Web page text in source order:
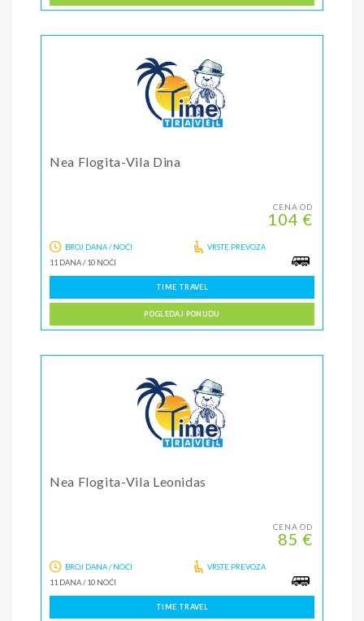
Nea Flogita-Vila Dina
CENA OD
104 €
BROJ DANA / NOĆI
11 DANA/10 NOĆI
VRSTE PREVOZA
TIME TRAVEL
POGLEDAJ PONUDU
Nea Flogita-Vila Leonidas
CENA OD
85 €
BROJ DANA / NOĆI
11 DANA/10 NOĆI
VRSTE PREVOZA
TIME TRAVEL